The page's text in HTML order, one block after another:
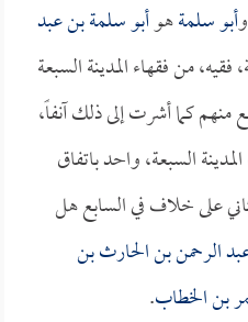
أبو سلمةهوأبو سلمة بن عبد
فقيه، من فقهاء المدينة السبعة
منهم كما أشرت إلى ذلك آنفاً،
السبعة، واحد باتفاق
على خلاف في السابع هل
الرحمن بن الحارث بن
بن الخطاب.